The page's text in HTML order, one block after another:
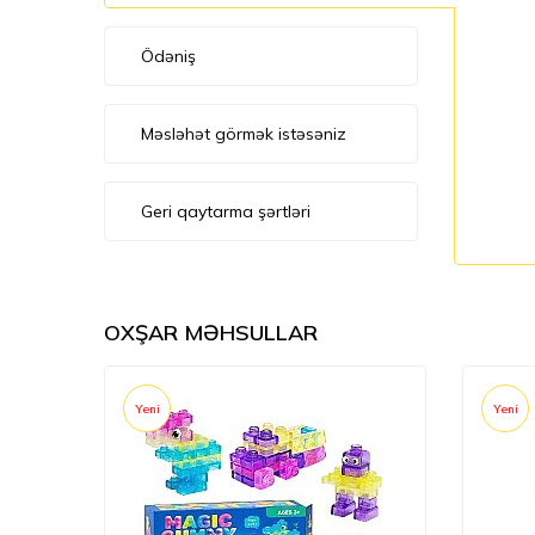
Ödəniş
Məsləhət görmək istəsəniz
Geri qaytarma şərtləri
OXŞAR MƏHSULLAR
Yeni Yeni